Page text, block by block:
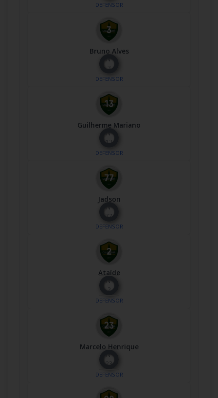
DEFENSOR
Bruno Alves
Nº
3
DEFENSOR
Guilherme Mariano
Nº
13
DEFENSOR
Jadson
Nº
77
DEFENSOR
Ataíde
Nº
2
DEFENSOR
Marcelo Henrique
Nº
23
DEFENSOR